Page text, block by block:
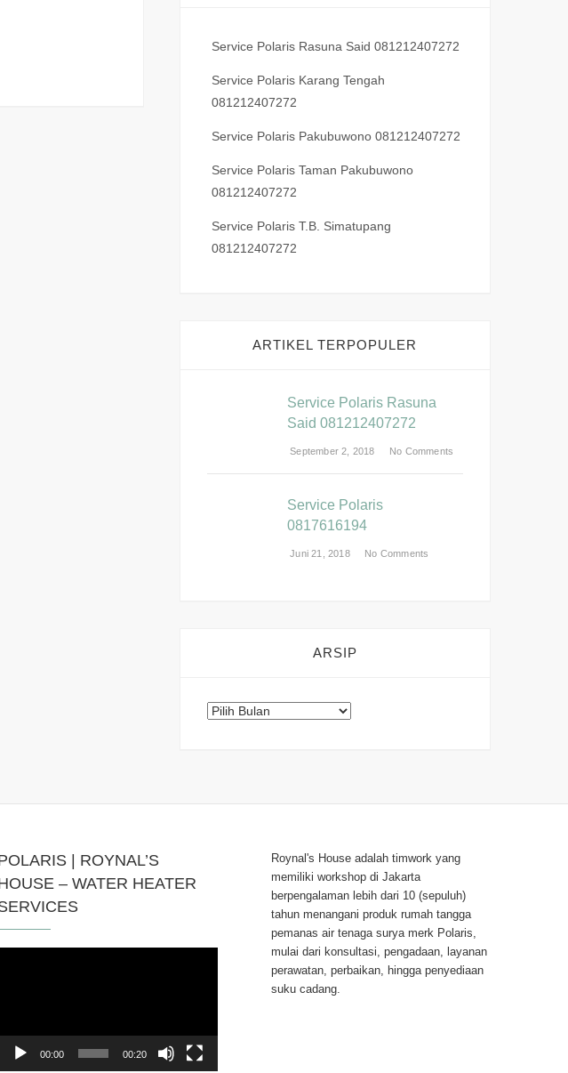
Service Polaris Rasuna Said 081212407272
Service Polaris Karang Tengah
081212407272
Service Polaris Pakubuwono 081212407272
Service Polaris Taman Pakubuwono
081212407272
Service Polaris T.B. Simatupang
081212407272
ARTIKEL TERPOPULER
Service Polaris Rasuna
Said 081212407272
September 2, 2018 No Comments
Service Polaris
0817616194
Juni 21, 2018 No Comments
ARSIP
Arsip
| ROYNAL’S
– WATER HEATER
00:00 00:20
Roynal's House adalah timwork yang
memiliki workshop di Jakarta
berpengalaman lebih dari 10 (sepuluh)
tahun menangani produk rumah tangga
pemanas air tenaga surya merk Polaris,
mulai dari konsultasi, pengadaan, layanan
perawatan, perbaikan, hingga penyediaan
suku cadang.